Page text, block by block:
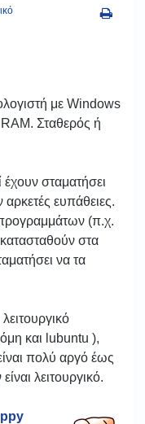
με Windows
Σταθερός ή
έχουν σταματήσει
ευπάθειες.
(π.χ.
στα
να τα
και lubuntu ),
πολύ αργό έως
λειτουργικό.